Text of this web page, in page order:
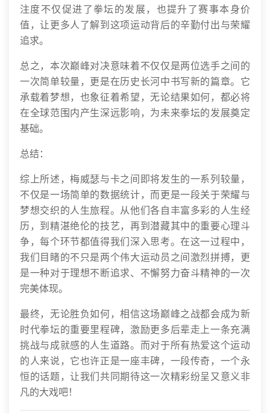
注度不仅促进了拳坛的发展，也提升了赛事本身价
值，让更多人了解到这项运动背后的辛勤付出与荣耀
追求。
总之，本次巅峰对决意味着不仅仅是两位选手之间的
一次简单较量，更是在历史长河中书写新的篇章。它
承载着梦想，也象征着希望，无论结果如何，都必将
在全球范围内产生深远影响，为未来拳坛的发展奠定
基础。
总结：
综上所述，梅威瑟与卡之间即将发生的一系列较量，
不仅是一场简单的数据统计，而更是一段关于荣耀与
梦想交织的人生旅程。从他们各自丰富多彩的人生经
历，到精湛绝伦的技艺，再到潜藏其中的重要心理斗
争，每个环节都值得我们深入思考。在这一过程中，
我们目睹的不只是两个伟大运动员之间激烈拼搏，更
是一种对于理想不断追求、不懈努力奋斗精神的一次
完美体现。
最终，无论胜负如何，相信这场巅峰之战都会成为新
时代拳坛的重要里程碑，激励更多后辈走上一条充满
挑战与成就感的人生道路。而对于所有热爱这个运动
的人来说，它也许正是一座丰碑，一段传奇，一个永
恒的话题，让我们共同期待这一次精彩纷呈又意义非
凡的大戏吧！